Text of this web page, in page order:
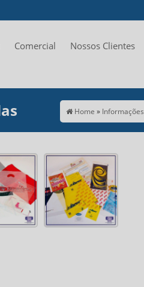
Comercial Nossos Clientes
Home » Informações